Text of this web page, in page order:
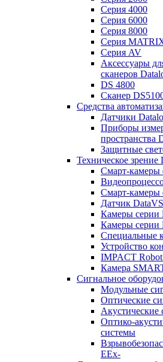
Серия 4000
Серия 6000
Серия 8000
Серия
Серия AV
Аксессуары
сканеров
DS 4800
Сканер
Средства
Датчики
Приборы
пространства
Защитные
Техническое зрение
Смарт-камеры
Смарт-камеры
Датчик
Камеры серии
Камеры серии
Специальные
Устройство
IMPACT
Камера
Cигнальное
Модульные
Оптические
Акустические
Оптико-
системы
EEx-